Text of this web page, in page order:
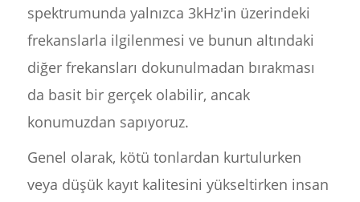
spektrumunda yalnızca 3kHz'in üzerindeki
frekanslarla ilgilenmesi ve bunun altındaki
diğer frekansları dokunulmadan bırakması
da basit bir gerçek olabilir, ancak
konumuzdan sapıyoruz.
Genel olarak, kötü tonlardan kurtulurken
veya düşük kayıt kalitesini yükseltirken insan